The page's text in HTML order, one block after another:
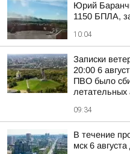
Юрий
1150 БПЛА,
10:04
Записки
20:00 6
ПВО было
летательных
09:34
В течение
мск 6